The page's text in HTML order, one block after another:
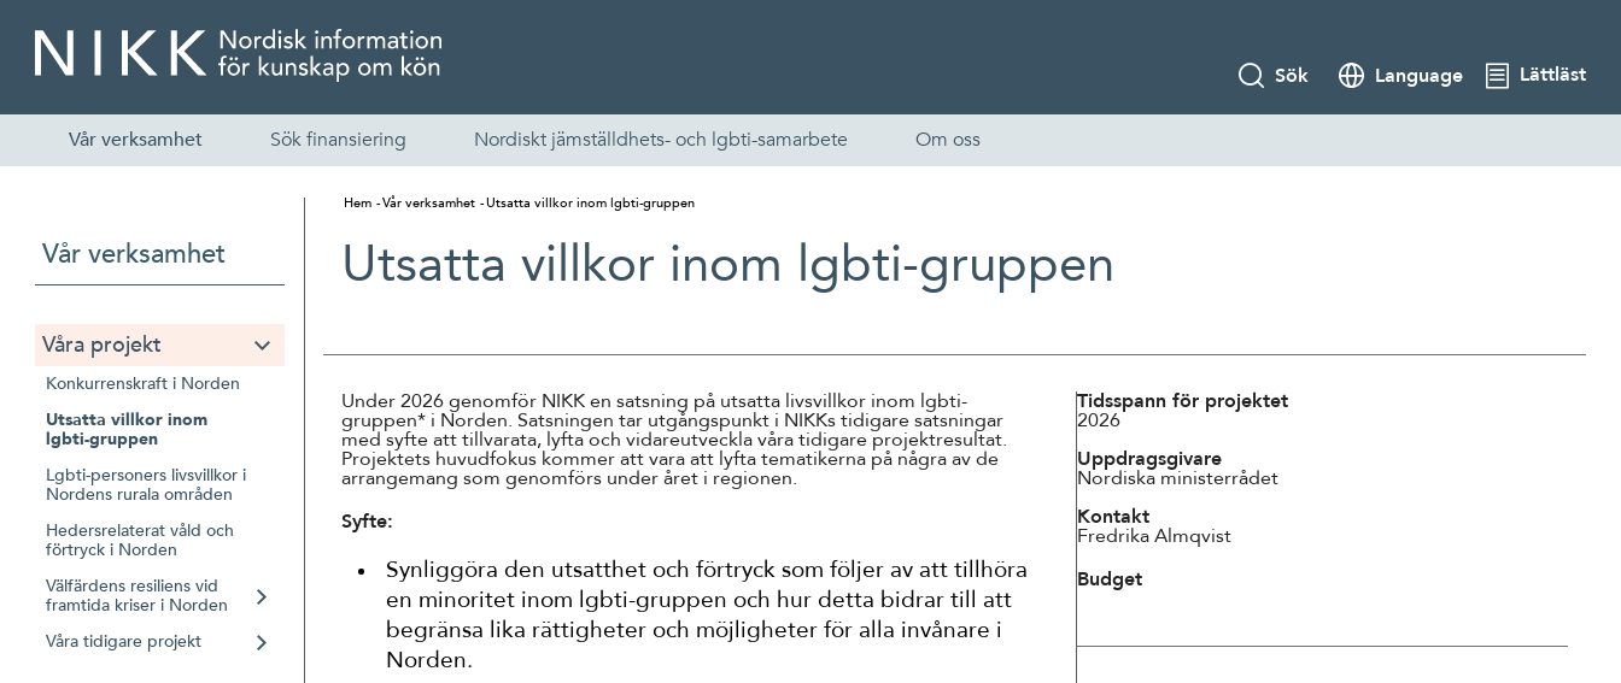
English
Skandinaviska
Íslenska
Sök Language Lättläst
Vår verksamhet Sök finansiering Nordiskt jämställdhets- och lgbti-samarbete Om oss
Vår verksamhet
Våra projekt
Konkurrenskraft i Norden
Utsatta villkor inom
lgbti-gruppen
Lgbti-personers livsvillkor i
Nordens rurala områden
Hedersrelaterat våld och
förtryck i Norden
Välfärdens resiliens vid
framtida kriser i Norden
Våra tidigare projekt
Hem Vår verksamhet Utsatta villkor inom lgbti-gruppen
Utsatta villkor inom lgbti-gruppen
Under 2026 genomför NIKK en satsning på utsatta livsvillkor inom lgbti-
gruppen* i Norden. Satsningen tar utgångspunkt i NIKKs tidigare satsningar
med syfte att tillvarata, lyfta och vidareutveckla våra tidigare projektresultat.
Projektets huvudfokus kommer att vara att lyfta tematikerna på några av de
arrangemang som genomförs under året i regionen.
Syfte:
Synliggöra den utsatthet och förtryck som följer av att tillhöra
en minoritet inom lgbti-gruppen och hur detta bidrar till att
begränsa lika rättigheter och möjligheter för alla invånare i
Norden.
Tidsspann för projektet
2026
Uppdragsgivare
Nordiska ministerrådet
Kontakt
Fredrika Almqvist
Budget